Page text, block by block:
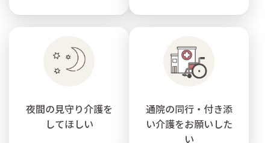
夜間の見守り介護を
してほしい
通院の同行・付き添
い介護をお願いした
い